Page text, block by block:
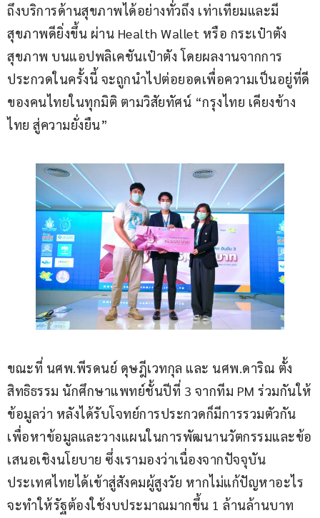
ถึงบริการด้านสุขภาพได้อย่างทั่วถึง เท่าเทียมและมี
สุขภาพดียิ่งขึ้น ผ่าน Health Wallet หรือ กระเป๋าตัง
สุขภาพ บนแอปพลิเคชันเป๋าตัง โดยผลงานจากการ
ประกวดในครั้งนี้ จะถูกนำไปต่อยอดเพื่อความเป็นอยู่ที่ดี
ของคนไทยในทุกมิติ ตามวิสัยทัศน์ “กรุงไทย เคียงข้าง
ไทย สู่ความยั่งยืน”
ขณะที่ นศพ.พีรดนย์ ดุษฎีเวทกุล และ นศพ.ดาริณ ตั้ง
สิทธิธรรม นักศึกษาแพทย์ชั้นปีที่ 3 จากทีม PM ร่วมกันให้
ข้อมูลว่า หลังได้รับโจทย์การประกวดก็มีการรวมตัวกัน
เพื่อหาข้อมูลและวางแผนในการพัฒนานวัตกรรมและข้อ
เสนอเชิงนโยบาย ซึ่งเรามองว่าเนื่องจากปัจจุบัน
ประเทศไทยได้เข้าสู่สังคมผู้สูงวัย หากไม่แก้ปัญหาอะไร
จะทำให้รัฐต้องใช้งบประมาณมากขึ้น 1 ล้านล้านบาท